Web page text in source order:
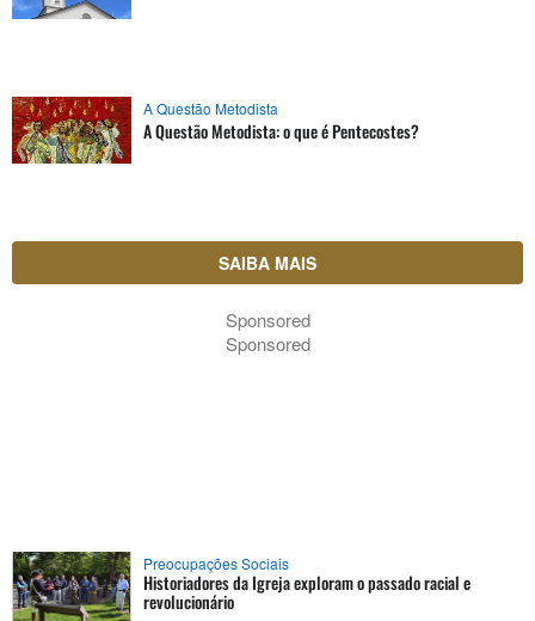
A Questão Metodista
A Questão Metodista: o que é Pentecostes?
SAIBA MAIS
Sponsored
Sponsored
Preocupações Sociais
Historiadores da Igreja exploram o passado racial e
revolucionário